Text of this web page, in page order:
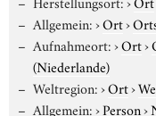
Allgemein:›Ort›
Aufnahmeort:›Ort›
(Niederlande)
Weltregion:›Ort›
Allgemein:›Person›